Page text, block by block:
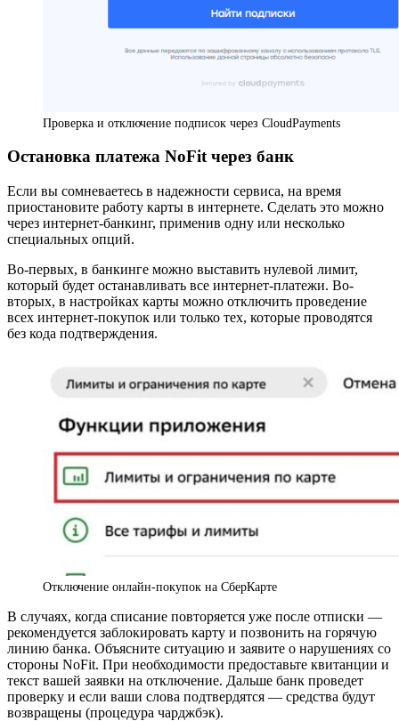
Проверка и отключение подписок через CloudPayments
Остановка платежа NoFit через банк
Если вы сомневаетесь в надежности сервиса, на время
приостановите работу карты в интернете. Сделать это можно
через интернет-банкинг, применив одну или несколько
специальных опций.
Во-первых, в банкинге можно выставить нулевой лимит,
который будет останавливать все интернет-платежи. Во-
вторых, в настройках карты можно отключить проведение
всех интернет-покупок или только тех, которые проводятся
без кода подтверждения.
Отключение онлайн-покупок на СберКарте
В случаях, когда списание повторяется уже после отписки —
рекомендуется заблокировать карту и позвонить на горячую
линию банка. Объясните ситуацию и заявите о нарушениях со
стороны NoFit. При необходимости предоставьте квитанции и
текст вашей заявки на отключение. Дальше банк проведет
проверку и если ваши слова подтвердятся — средства будут
возвращены (процедура чарджбэк).